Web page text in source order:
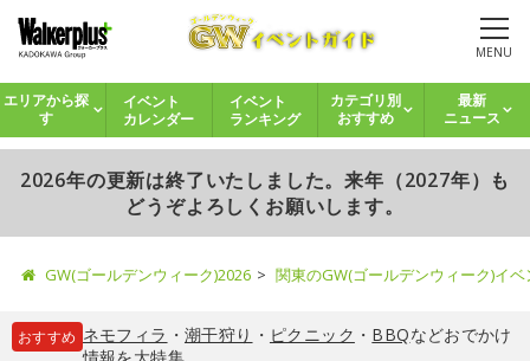
MENU
エリアから探
す
イベント
カレンダー
イベント
ランキング
カテゴリ別
おすすめ
最新
ニュース
2026年の更新は終了いたしました。来年（2027年）も
どうぞよろしくお願いします。
GW(ゴールデンウィーク)2026 関東のGW(ゴールデンウィーク)イ
おすすめ ネモフィラ ・ 潮干狩り ・ ピクニック ・ BBQなどおでかけ